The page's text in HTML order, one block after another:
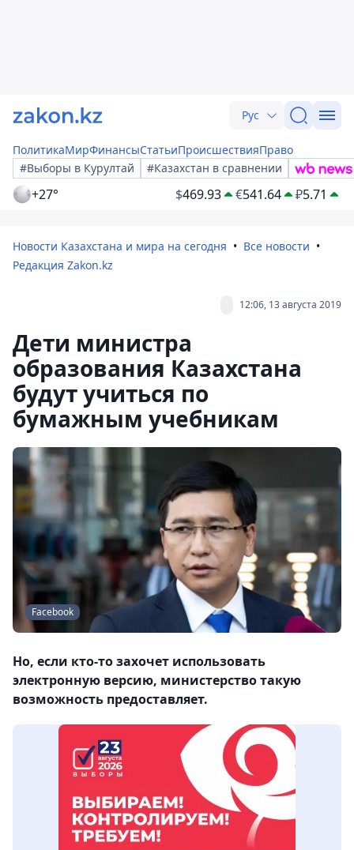
Рус
ПолитикаМирФинансыСтатьиПроисшествияПраво
#Выборы в Курултай
#Казахстан в сравнении
+27° $469.93 €541.64 ₽5.71
Новости Казахстана и мира на сегодня
Все новости
Редакция Zakon.kz
12:06, 13 августа 2019
Дети министра
образования Казахстана
будут учиться по
бумажным учебникам
Facebook
Но, если кто-то захочет использовать
электронную версию, министерство такую
возможность предоставляет.